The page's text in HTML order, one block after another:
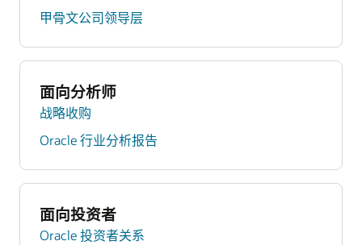
甲骨文公司领导层
面向分析师
战略收购
Oracle 行业分析报告
面向投资者
Oracle 投资者关系